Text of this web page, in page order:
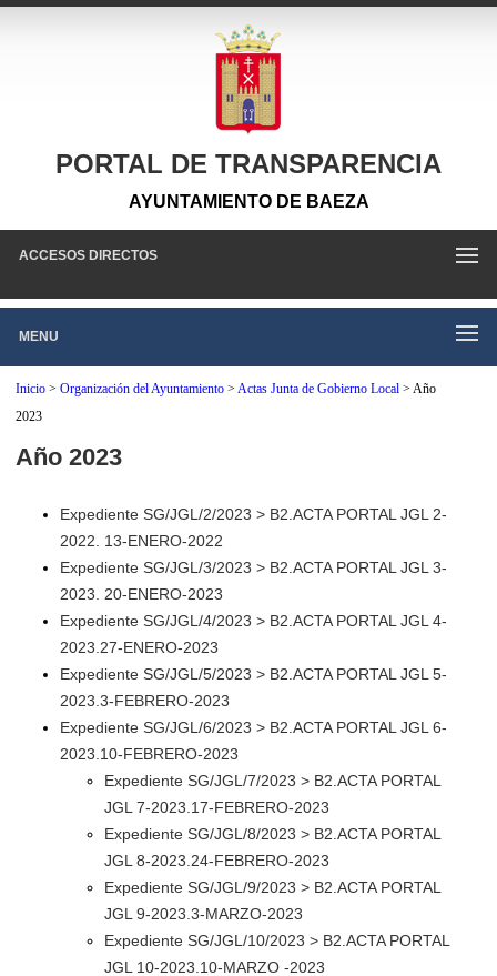
PORTAL DE TRANSPARENCIA
AYUNTAMIENTO DE BAEZA
ACCESOS DIRECTOS
MENU
Inicio >Organización del Ayuntamiento > Actas Junta de Gobierno Local > Año
2023
Año 2023
Expediente SG/JGL/2/2023 > B2.ACTA PORTAL JGL 2-
2022. 13-ENERO-2022
Expediente SG/JGL/3/2023 > B2.ACTA PORTAL JGL 3-
2023. 20-ENERO-2023
Expediente SG/JGL/4/2023 > B2.ACTA PORTAL JGL 4-
2023.27-ENERO-2023
Expediente SG/JGL/5/2023 > B2.ACTA PORTAL JGL 5-
2023.3-FEBRERO-2023
Expediente SG/JGL/6/2023 > B2.ACTA PORTAL JGL 6-
2023.10-FEBRERO-2023
Expediente SG/JGL/7/2023 > B2.ACTA PORTAL
JGL 7-2023.17-FEBRERO-2023
Expediente SG/JGL/8/2023 > B2.ACTA PORTAL
JGL 8-2023.24-FEBRERO-2023
Expediente SG/JGL/9/2023 > B2.ACTA PORTAL
JGL 9-2023.3-MARZO-2023
Expediente SG/JGL/10/2023 > B2.ACTA PORTAL
JGL 10-2023.10-MARZO -2023